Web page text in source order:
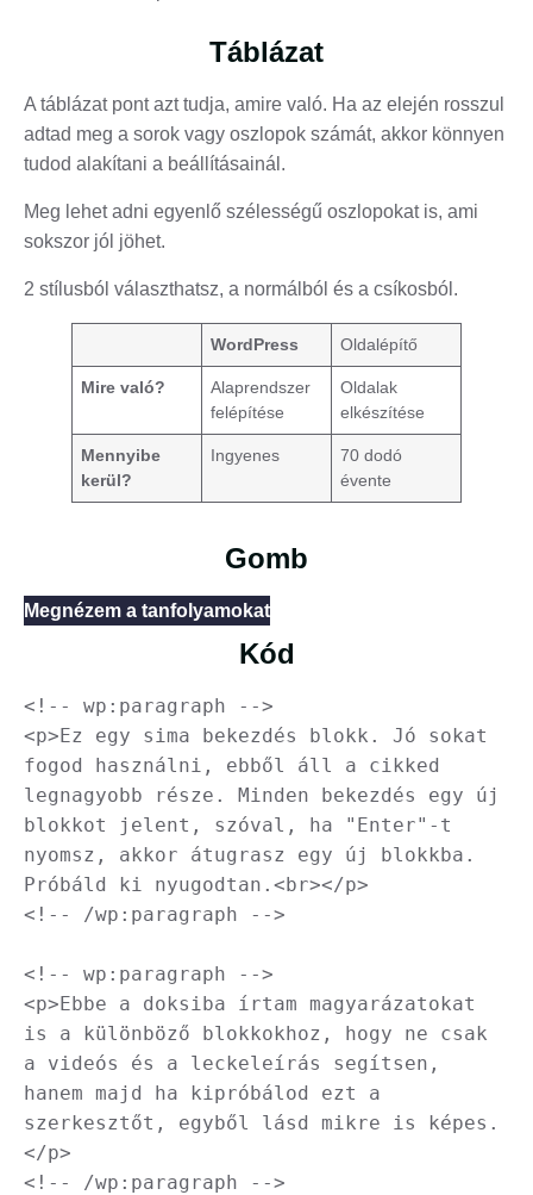
Táblázat
A táblázat pont azt tudja, amire való. Ha az elején rosszul
adtad meg a sorok vagy oszlopok számát, akkor könnyen
tudod alakítani a beállításainál.
Meg lehet adni egyenlő szélességű oszlopokat is, ami
sokszor jól jöhet.
2 stílusból választhatsz, a normálból és a csíkosból.
WordPress Oldalépítő
Mire való?
Alaprendszer
felépítése
Oldalak
elkészítése
Mennyibe
kerül?
Ingyenes
70 dodó
évente
Gomb
Megnézem a tanfolyamokat
Kód
<!-- wp:paragraph -->
<p>Ez egy sima bekezdés blokk. Jó sokat
fogod használni, ebből áll a cikked
legnagyobb része. Minden bekezdés egy új
blokkot jelent, szóval, ha "Enter"-t
nyomsz, akkor átugrasz egy új blokkba.
Próbáld ki nyugodtan.<br></p>
<!-- /wp:paragraph -->
<!-- wp:paragraph -->
<p>Ebbe a doksiba írtam magyarázatokat
is a különböző blokkokhoz, hogy ne csak
a videós és a leckeleírás segítsen,
hanem majd ha kipróbálod ezt a
szerkesztőt, egyből lásd mikre is képes.
</p>
<!-- /wp:paragraph -->